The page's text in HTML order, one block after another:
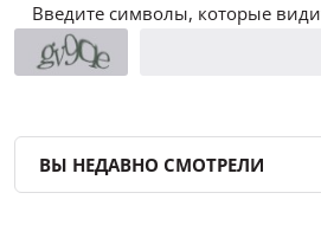
Введите символы, которые
ВЫ НЕДАВНО СМОТРЕЛИ